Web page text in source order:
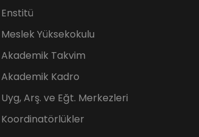
Enstitü
Meslek Yüksekokulu
Akademik Takvim
Akademik Kadro
Uyg, Arş. ve Eğt. Merkezleri
Koordinatörlükler